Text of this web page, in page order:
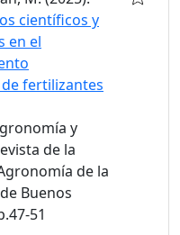
científicos y
en el
fertilizantes
y
de la
de la
Buenos
51